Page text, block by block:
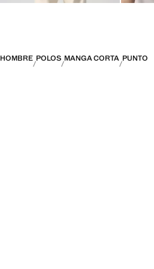
HOMBRE POLOS MANGA CORTA PUNTO